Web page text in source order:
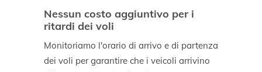
Nessun costo aggiuntivo per i
ritardi dei voli
Monitoriamo l'orario di arrivo e di partenza
dei voli per garantire che i veicoli arrivino